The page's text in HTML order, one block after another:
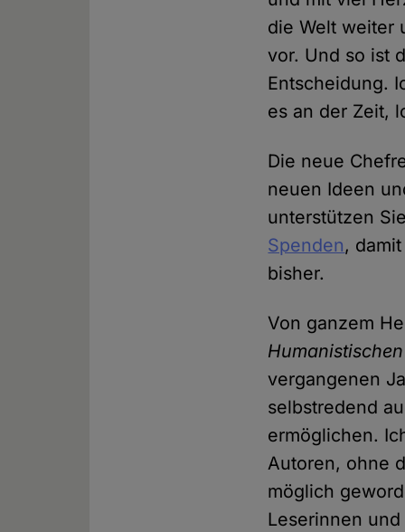
die Welt weiter
vor. Und so ist
Entscheidung.
es an der Zeit,
Die neue
neuen Ideen
unterstützen
Spenden,
bisher.
Von ganzem
vergangenen
selbstredend
ermöglichen.
Autoren, ohne
möglich
Leserinnen